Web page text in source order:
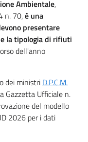
Ambientale,
n. 70,è una
presentare
la tipologia di rifiuti
dell'anno
dei ministri D.P.C.M.
Gazzetta Ufficiale n.
del modello
2026 per i dati